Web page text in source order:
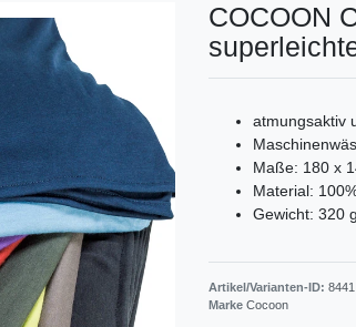
COCOON
atmungsaktiv
Maße: 180 x
Material:
Gewicht: 320 g
Artikel/Varianten-ID: 8441
Marke Cocoon